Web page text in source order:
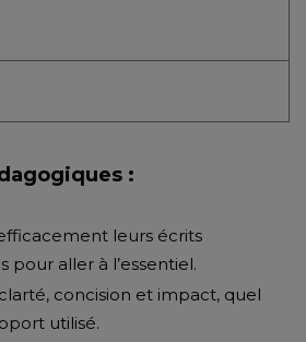
:
leurs écrits
pour aller à l’essentiel.
concision et impact, quel
utilisé.